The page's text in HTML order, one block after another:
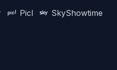
Picl
SkyShowtime